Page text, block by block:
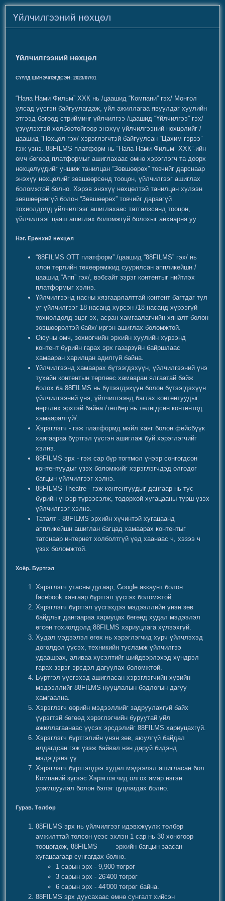
Үйлчилгээний нөхцөл
Үйлчилгээний нөхцөл
СҮҮЛД ШИНЭЧЛЭГДСЭН: 2023/07/01
“Наяа Нами Фильм” ХХК нь /цаашид “Компани” гэх/ Монгол
улсад үүсгэн байгуулагдаж, үйл ажиллагаа явуулдаг хуулийн
этгээд бөгөөд стрийминг үйлчилгээ /цаашид “Үйлчилгээ” гэх/
үзүүлэхтэй холбоотойгоор энэхүү үйлчилгээний нөхцөлийг /
цаашид “Нөхцөл гэх/ хэрэглэгчтэй байгуулсан “Цахим гэрээ”
гэж үзнэ. 88FILMS платформ нь “Наяа Нами Фильм” ХХК”-ийн
өмч бөгөөд платформыг ашиглахаас өмнө хэрэглэгч та доорх
нөхцөлүүдийг уншиж танилцан “Зөвшөөрөх” товчийг дарснаар
энэхүү нөхцөлийг зөвшөөрсөнд тооцон, үйлчилгээг ашиглах
боломжтой болно. Хэрэв энэхүү нөхцөлтэй танилцан хүлээн
зөвшөөрөөгүй болон “Зөвшөөрөх” товчийг дараагүй
тохиолдолд үйлчилгээг ашиглахаас татгалзсанд тооцон,
үйлчилгээг цааш ашиглах боломжгүй болохыг анхаарна уу.
Нэг. Ерөнхий нөхцөл
“88FILMS OTT платформ” /цаашид “88FILMS” гэх/ нь
олон төрлийн төхөөрөмжид суурилсан аппликейшн /
цаашид “Апп” гэх/, вэбсайт зэрэг контентыг нийтлэх
платформыг хэлнэ.
Үйлчилгээнд насны хязгаарлалттай контент багтдаг тул
уг үйлчилгээг 18 насанд хүрсэн /18 насанд хүрээгүй
тохиолдолд эцэг эх, асран хамгаалагчийн хяналт болон
зөвшөөрөлтэй байх/ иргэн ашиглах боломжтой.
Оюуны өмч, зохиогчийн эрхийн хуулийн хүрээнд
контент бүрийн гарах эрх газарзүйн байршлаас
хамааран харилцан адилгүй байна.
Үйлчилгээнд хамаарах бүтээгдэхүүн, үйлчилгээний үнэ
тухайн контентын төрлөөс хамааран ялгаатай байж
болох ба 88FILMS нь бүтээгдэхүүн болон бүтээгдэхүүн
үйлчилгээний үнэ, үйлчилгээнд багтах контентуудыг
өөрчлөх эрхтэй байна /төлбөр нь төлөгдсөн контентод
хамааралгүй/.
Хэрэглэгч - гэж платформд мэйл хаяг болон фейсбүүк
хаягаараа бүртгэл үүсгэн ашиглаж буй хэрэглэгчийг
хэлнэ.
88FILMS эрх - гэж сар бүр тогтмол үнээр сонгогдсон
контентуудыг үзэх боломжийг хэрэглэгчдэд олгодог
багцын үйлчилгээг хэлнэ.
88FILMS Theatre - гэж контентуудыг дангаар нь тус
бүрийн үнээр түрээсэлж, тодорхой хугацааны турш үзэх
үйлчилгээг хэлнэ.
Таталт - 88FILMS эрхийн хүчинтэй хугацаанд
аппликейшн ашиглан багцад хамаарах контентыг
татснаар интернет холболтгүй үед хаанаас ч, хэзээ ч
үзэх боломжтой.
Хоёр. Бүртгэл
Хэрэглэгч утасны дугаар, Google аккаунт болон
facebook хаягаар бүртгэл үүсгэх боломжтой.
Хэрэглэгч бүртгэл үүсгэхдээ мэдээллийн үнэн зөв
байдлыг дангаараа хариуцах бөгөөд худал мэдээлэл
өгсөн тохиолдолд 88FILMS хариуцлага хүлээхгүй.
Худал мэдээлэл өгөх нь хэрэглэгчид хүрч үйлчлэхэд
доголдол үүсэх, техникийн тусламж үйлчилгээ
удаашрах, аливаа хүсэлтийг шийдвэрлэхэд хүндрэл
гарах зэрэг эрсдэл дагуулах боломжтой.
Бүртгэл үүсгэхэд ашигласан хэрэглэгчийн хувийн
мэдээллийг 88FILMS нууцлалын бодлогын дагуу
хамгаална.
Хэрэглэгч өөрийн мэдээллийг задруулахгүй байх
үүрэгтэй бөгөөд хэрэглэгчийн буруутай үйл
ажиллагаанаас үүсэх эрсдэлийг 88FILMS хариуцахгүй.
Хэрэглэгч бүртгэлийн үнэн зөв, аюулгүй байдал
алдагдсан гэж үзэж байвал нэн даруй бидэнд
мэдэгдэнэ үү.
Хэрэглэгч бүртгэлдээ худал мэдээлэл ашигласан бол
Компаний зүгээс Хэрэглэгчид олгох ямар нэгэн
урамшуулал болон бэлэг цуцлагдах болно.
Гурав. Төлбөр
88FILMS эрх нь үйлчилгээг идэвхжүүлж төлбөр
амжилттай төлсөн үеэс эхлэн 1 сар нь 30 хоногоор
тооцогдож, 88FILMS эрхийн багцын заасан
хугацаагаар сунгагдах болно.
1 сарын эрх - 9,900 төгрөг
3 сарын эрх - 26'400 төгрөг
6 сарын эрх - 44'000 төгрөг байна.
88FILMS эрх дуусахаас өмнө сунгалт хийсэн